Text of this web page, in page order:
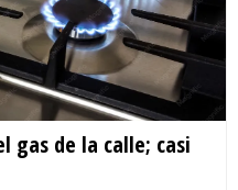
gas de la calle; casi